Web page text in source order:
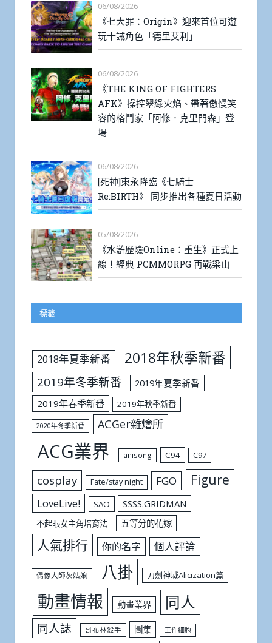
06/08/2026
《七大罪：Origin》迎來首位可遊
玩十誡角色「德里艾利」
06/08/2026
《THE KING OF FIGHTERS
AFK》操控翠綠火焰、帶著傲慢笑
容的格鬥家「阿修．克里門森」登
場
06/08/2026
[死神]東永降臨《七騎士
Re:BIRTH》 同步推出各種夏日活動
05/08/2026
《水滸歷險Online：重生》正式上
線！經典 PCMMORPG 再戰梁山
標籤
2018年夏季新番 2018年秋季新番
2019年冬季新番
2019年夏季新番
2019年春季新番
2019年秋季新番
2020年冬季新番 ACGer雜燴所
ACG業界 anisong C94 C97
cosplay Fate/stay night FGO Figure
LoveLive! SAO SSSS.GRIDMAN
不起眼女主角培育法 五等分的花嫁
人氣排行 你的名字 個人評論
偶像大師灰姑娘 八掛 刀劍神域Alicization篇
動畫情報 動畫業界 同人
同人誌 哥布林殺手 圖集 工作細胞